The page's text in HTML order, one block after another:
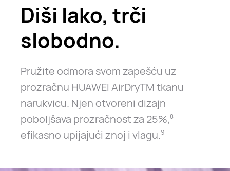
Diši lako, trči
slobodno.
Pružite odmora svom zapešću uz
prozračnu HUAWEI AirDryTM tkanu
narukvicu. Njen otvoreni dizajn
poboljšava prozračnost za 25%,8
efikasno upijajući znoj i vlagu.9